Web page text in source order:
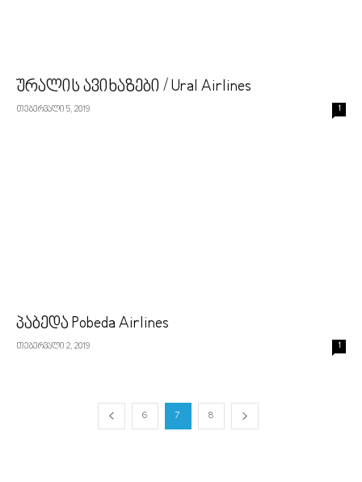
ურალის ავიხაზები / Ural Airlines
თებერვალი 5, 2019 1
პაბედა Pobeda Airlines
თებერვალი 2, 2019 1
6 7 8